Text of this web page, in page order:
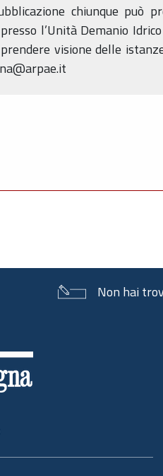
chiunque può
l’Unità Demanio
visione delle
Non hai